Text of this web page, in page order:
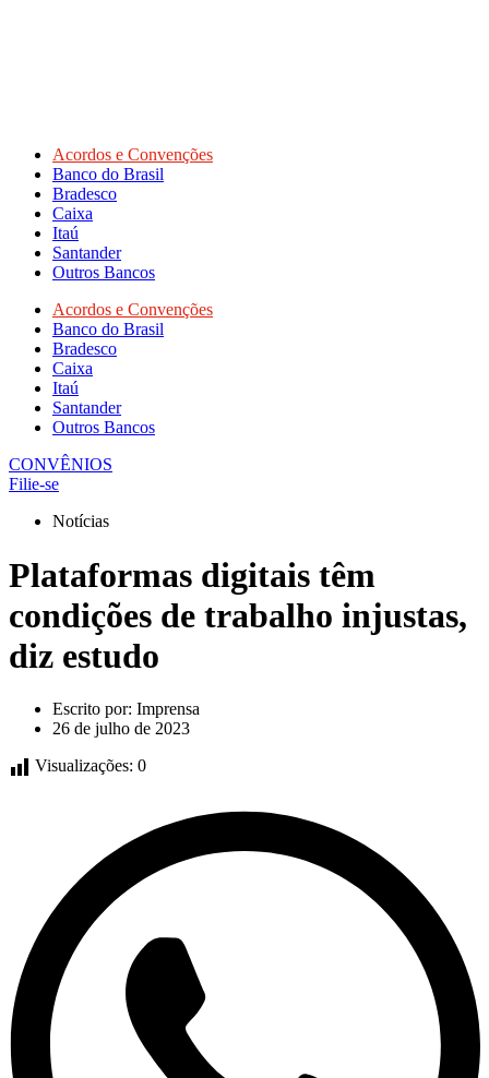
Acordos e Convenções
Banco do Brasil
Bradesco
Caixa
Itaú
Santander
Outros Bancos
Acordos e Convenções
Banco do Brasil
Bradesco
Caixa
Itaú
Santander
Outros Bancos
CONVÊNIOS
Filie-se
Notícias
Plataformas digitais têm
condições de trabalho injustas,
diz estudo
Escrito por: Imprensa
26 de julho de 2023
Visualizações: 0